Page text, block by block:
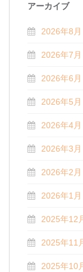
アーカイブ
2026年8月
2026年7月
2026年6月
2026年5月
2026年4月
2026年3月
2026年2月
2026年1月
2025年12
2025年11
2025年10